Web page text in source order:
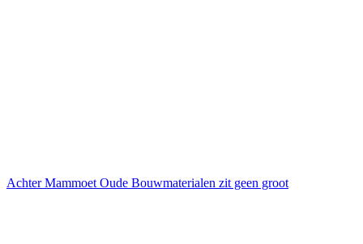
Achter Mammoet Oude Bouwmaterialen zit geen groot